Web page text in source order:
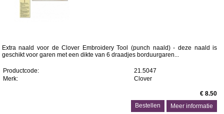
Extra naald voor de Clover Embroidery Tool (punch naald) - deze naald is
geschikt voor garen met een dikte van 6 draadjes borduurgaren...
Productcode:
21.5047
Merk:
Clover
€ 8.50
Meer informatie